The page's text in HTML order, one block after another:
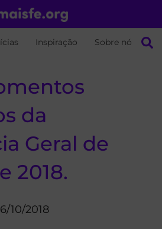
Inspiração Sobre nós
da
Geral de
2018.
10/2018